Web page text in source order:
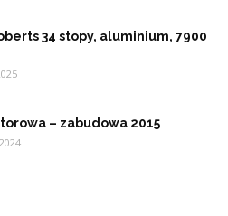
34 stopy, aluminium, 7900
– zabudowa 2015